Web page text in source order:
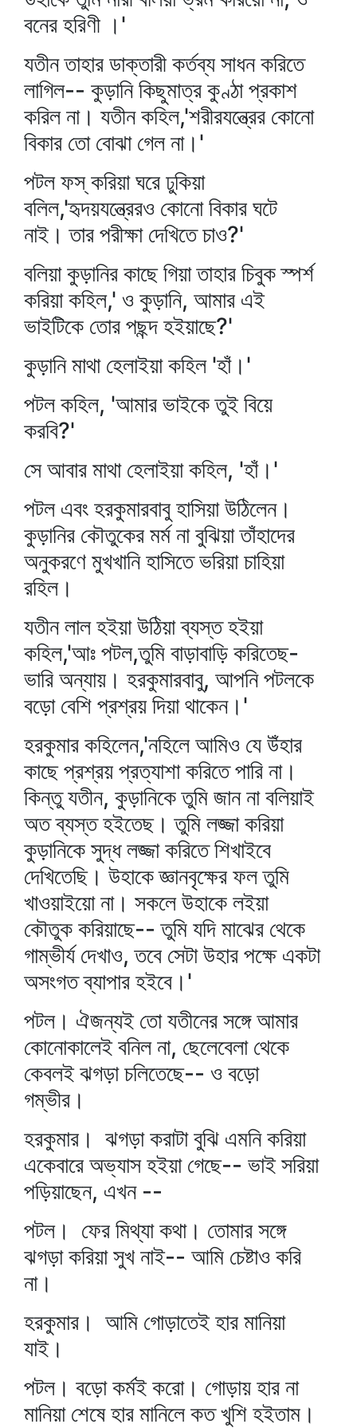
বনের হরিণী ।'
যতীন তাহার ডাক্তারী কর্তব্য সাধন করিতে
লাগিল-- কুড়ানি কিছুমাত্র কুণ্ঠা প্রকাশ
করিল না। যতীন কহিল,'শরীরযন্ত্রের কোনো
বিকার তো বোঝা গেল না।'
পটল ফস্‌ করিয়া ঘরে ঢুকিয়া
বলিল,'হৃদয়যন্ত্রেরও কোনো বিকার ঘটে
নাই। তার পরীক্ষা দেখিতে চাও?'
বলিয়া কুড়ানির কাছে গিয়া তাহার চিবুক স্পর্শ
করিয়া কহিল,' ও কুড়ানি, আমার এই
ভাইটিকে তোর পছন্দ হইয়াছে?'
কুড়ানি মাথা হেলাইয়া কহিল 'হাঁ।'
পটল কহিল, 'আমার ভাইকে তুই বিয়ে
করবি?'
সে আবার মাথা হেলাইয়া কহিল, 'হাঁ।'
পটল এবং হরকুমারবাবু হাসিয়া উঠিলেন।
কুড়ানির কৌতুকের মর্ম না বুঝিয়া তাঁহাদের
অনুকরণে মুখখানি হাসিতে ভরিয়া চাহিয়া
রহিল।
যতীন লাল হইয়া উঠিয়া ব্যস্ত হইয়া
কহিল,'আঃ পটল,তুমি বাড়াবাড়ি করিতেছ-
ভারি অন্যায়। হরকুমারবাবু, আপনি পটলকে
বড়ো বেশি প্রশ্রয় দিয়া থাকেন।'
হরকুমার কহিলেন,'নহিলে আমিও যে উঁহার
কাছে প্রশ্রয় প্রত্যাশা করিতে পারি না।
কিন্তু যতীন, কুড়ানিকে তুমি জান না বলিয়াই
অত ব্যস্ত হইতেছ। তুমি লজ্জা করিয়া
কুড়ানিকে সুদ্ধ লজ্জা করিতে শিখাইবে
দেখিতেছি। উহাকে জ্ঞানবৃক্ষের ফল তুমি
খাওয়াইয়ো না। সকলে উহাকে লইয়া
কৌতুক করিয়াছে-- তুমি যদি মাঝের থেকে
গাম্ভীর্য দেখাও, তবে সেটা উহার পক্ষে একটা
অসংগত ব্যাপার হইবে।'
পটল। ঐজন্যই তো যতীনের সঙ্গে আমার
কোনোকালেই বনিল না, ছেলেবেলা থেকে
কেবলই ঝগড়া চলিতেছে-- ও বড়ো
গম্ভীর।
হরকুমার। ঝগড়া করাটা বুঝি এমনি করিয়া
একেবারে অভ্যাস হইয়া গেছে-- ভাই সরিয়া
পড়িয়াছেন, এখন --
পটল। ফের মিথ্যা কথা। তোমার সঙ্গে
ঝগড়া করিয়া সুখ নাই-- আমি চেষ্টাও করি
না।
হরকুমার। আমি গোড়াতেই হার মানিয়া
যাই।
পটল। বড়ো কর্মই করো। গোড়ায় হার না
মানিয়া শেষে হার মানিলে কত খুশি হইতাম।